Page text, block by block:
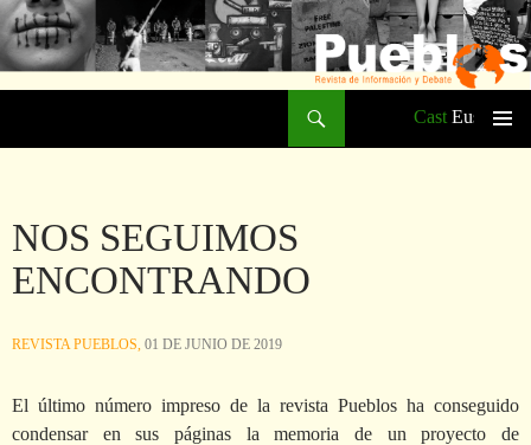
Cast Eusk
NOS SEGUIMOS
ENCONTRANDO
REVISTA PUEBLOS, 01 DE JUNIO DE 2019
El último número impreso de la revista Pueblos ha conseguido
condensar en sus páginas la memoria de un proyecto de